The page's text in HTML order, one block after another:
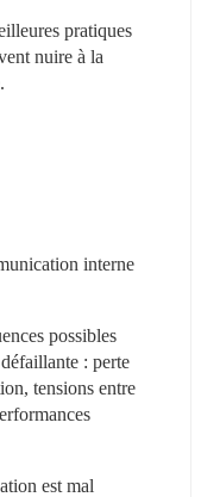
pratiques
nuire à la
interne
possibles
: perte
tensions entre
est mal